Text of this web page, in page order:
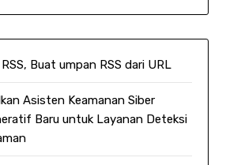
Buat umpan RSS dari URL
Asisten Keamanan Siber
Baru untuk Layanan Deteksi